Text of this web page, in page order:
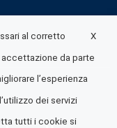
X
al corretto
da parte
l’esperienza
dei servizi
tutti i cookie si